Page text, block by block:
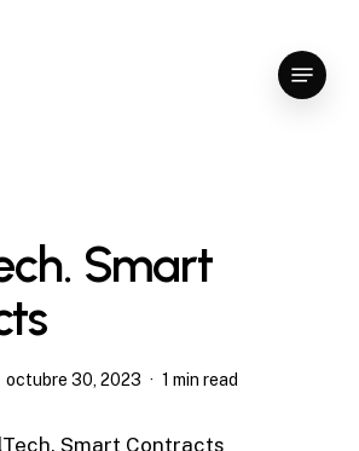
Menu
Smart
octubre 30, 2023 1 min read
Smart Contracts
Close
Menu